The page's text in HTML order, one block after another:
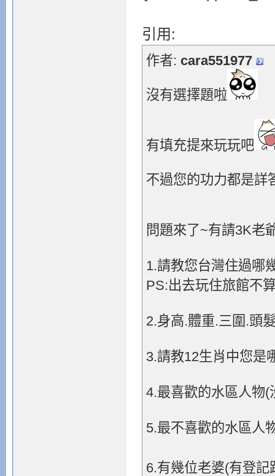
引用:
作者: cara551977
沒有選擇題啦
有填充提來玩玩吧
不過您的功力都是詳
問題來了~有請3K老
1.請教您台灣住過哪
PS:出去玩住旅館不
2.身高.體重.三圍.頭
3.請教12生肖中您是
4.最喜歡的水區人物
5.最不喜歡的水區人
6.有幾位老婆(有登記